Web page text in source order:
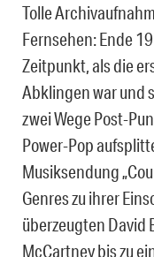
Tolle
Fernsehen: Ende
Zeitpunkt, als die
Abklingen war und
zwei Wege Post-
Power-Pop
Musiksendung
Genres zu ihrer
überzeugten David
McCartney bis zu